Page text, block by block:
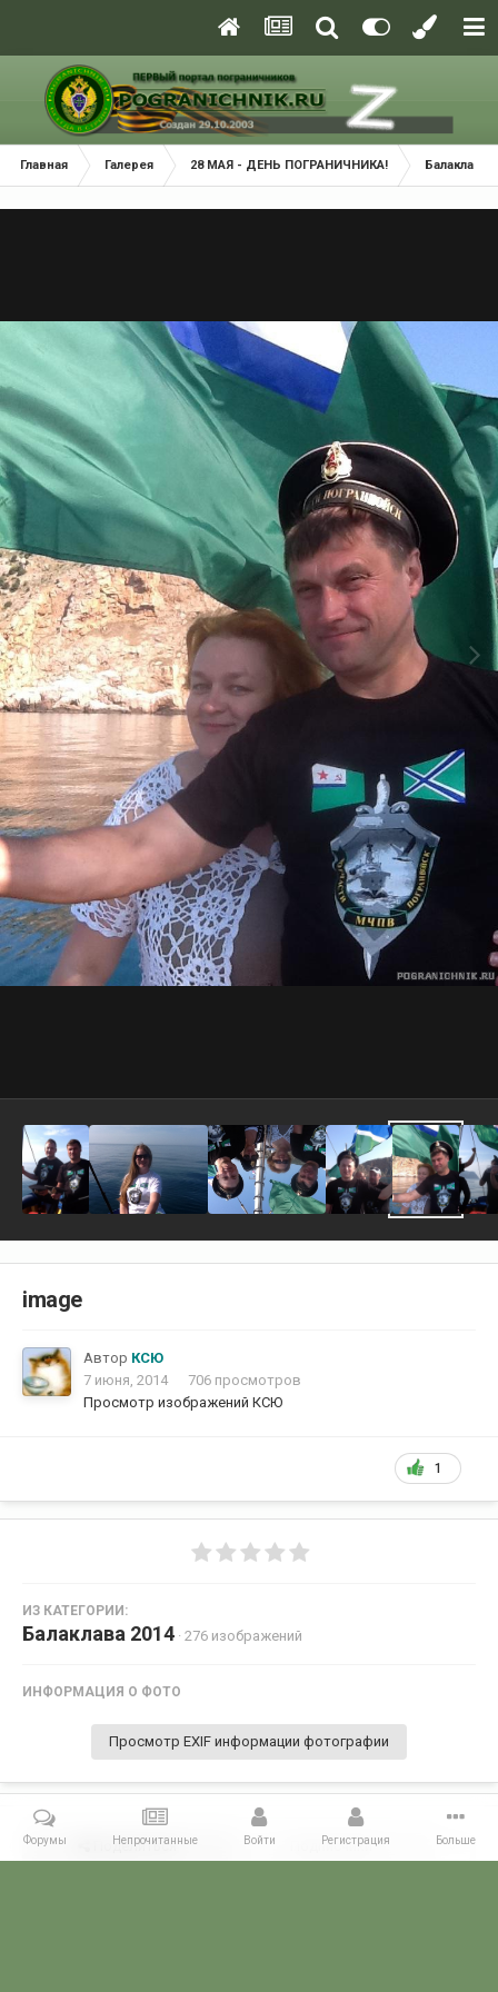
Главная Галерея 28 МАЯ - ДЕНЬ ПОГРАНИЧНИКА! Балаклава
image
Автор КСЮ
7 июня, 2014
706 просмотров
Просмотр изображений КСЮ
1
ИЗ КАТЕГОРИИ:
Балаклава 2014 · 276 изображений
ИНФОРМАЦИЯ О ФОТО
Просмотр EXIF информации фотографии
Поделиться Подписчики 0
Форумы Непрочитанные Войти Регистрация Больше